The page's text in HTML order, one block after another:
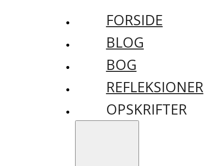
FORSIDE
BLOG
BOG
REFLEKSIONER
OPSKRIFTER